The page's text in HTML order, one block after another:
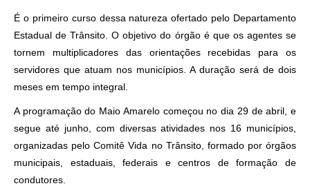
É o primeiro curso dessa natureza ofertado pelo Departamento
Estadual de Trânsito. O objetivo do órgão é que os agentes se
tornem multiplicadores das orientações recebidas para os
servidores que atuam nos municípios. A duração será de dois
meses em tempo integral.
A programação do Maio Amarelo começou no dia 29 de abril, e
segue até junho, com diversas atividades nos 16 municípios,
organizadas pelo Comitê Vida no Trânsito, formado por órgãos
municipais, estaduais, federais e centros de formação de
condutores.